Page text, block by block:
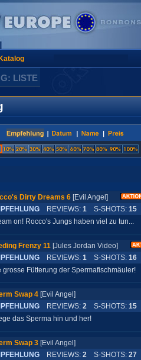
LISTE
Dirty Dreams 6 [Evil Angel]
REVIEWS: 1 S-SHOTS: 15
on! Rocco's Jungs haben viel zu tun...
Frenzy 11 [Jules Jordan Video]
REVIEWS: 1 S-SHOTS: 16
grosse Fütterung der Spermafischmäuler!
Swap 4 [Evil Angel]
REVIEWS: 2 S-SHOTS: 15
das Sperma hin und her!
Swap 3 [Evil Angel]
REVIEWS: 2 S-SHOTS: 27